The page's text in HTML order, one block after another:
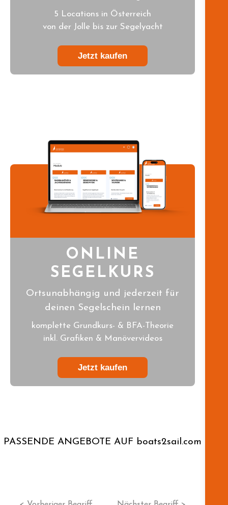
5 Locations in Österreich
von der Jolle bis zur Segelyacht
Jetzt kaufen
ONLINE
SEGELKURS
Ortsunabhängig und jederzeit für
deinen Segelschein lernen
komplette Grundkurs- & BFA-Theorie
inkl. Grafiken & Manövervideos
Jetzt kaufen
PASSENDE ANGEBOTE AUF boats2sail.com